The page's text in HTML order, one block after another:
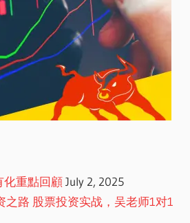
化重點回顧 July 2, 2025
之路 股票投资实战，吴老师1对1